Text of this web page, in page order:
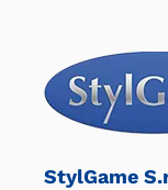
StylGame